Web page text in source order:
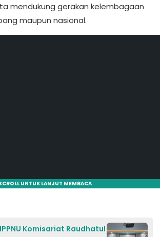
mendukung gerakan kelembagaan
maupun nasional.
UNTUK LANJUT MEMBACA
Komisariat Raudhatul